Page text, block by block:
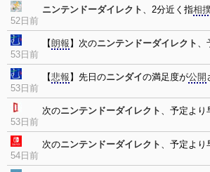
52日前
ニンテンドーダイレクト 、2分近く指相
53日前
【朗報 】次のニンテンドーダイレクト 、
53日前
【悲報 】先日のニンダイの満足度が公開
53日前
次のニンテンドーダイレクト 、予定より
54日前
次のニンテンドーダイレクト 、予定より